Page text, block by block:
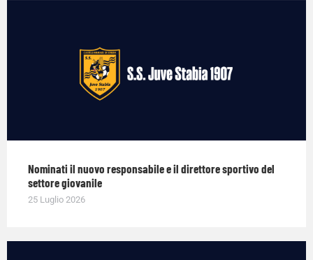
Nominati il nuovo responsabile e il direttore sportivo del
settore giovanile
25 Luglio 2026